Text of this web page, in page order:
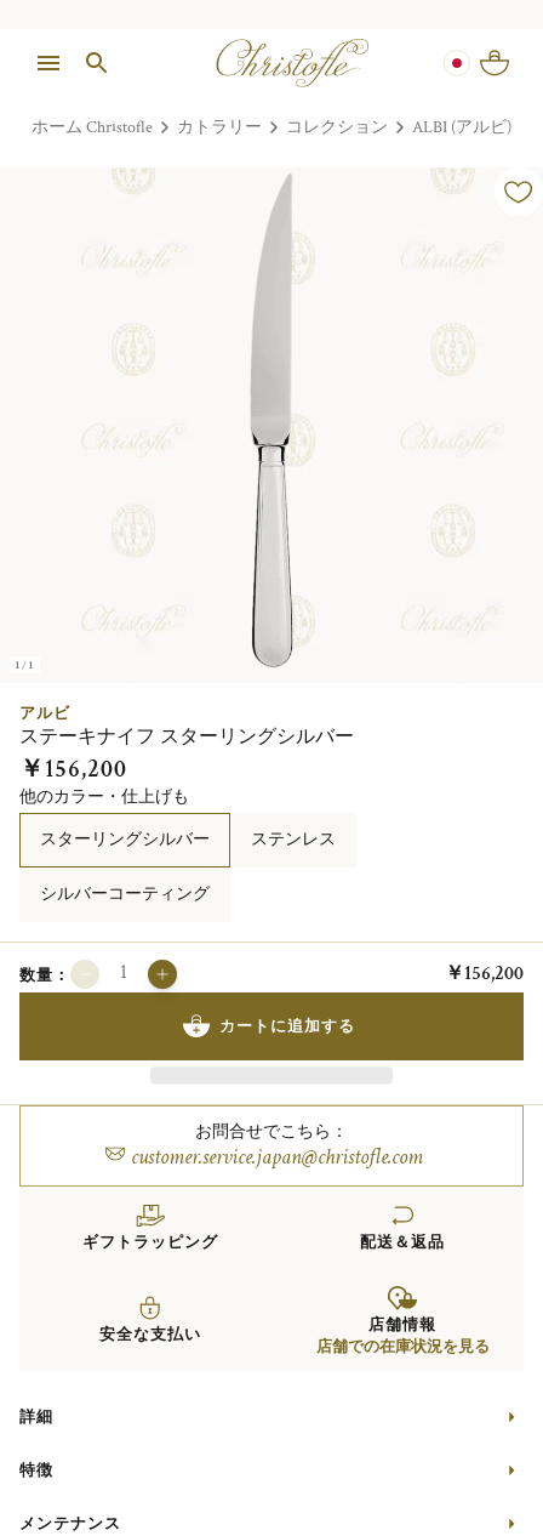
ホーム Christofle カトラリー コレクション ALBI (アルビ)
1/1
アルビ
ステーキナイフ スターリングシルバー
￥156,200
他のカラー・仕上げも
スターリングシルバー
ステンレス
シルバーコーティング
数量： ￥156,200
カートに追加する
お問合せでこちら：
customer.service.japan@christofle.com
ギフトラッピング 配送＆返品
安全な支払い 店舗情報
店舗での在庫状況を見る
詳細
特徴
メンテナンス